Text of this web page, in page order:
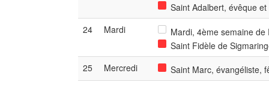
Saint Adalbert, évêque
24
Mardi
Mardi, 4ème semaine de
Saint Fidèle de
25
Mercredi
Saint Marc, évangéliste,